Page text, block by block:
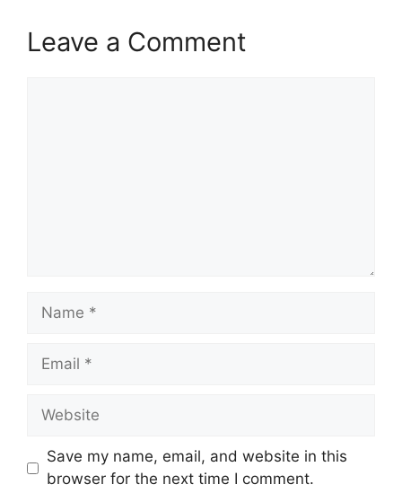
Leave a Comment
Save my name, email, and website in this
browser for the next time I comment.